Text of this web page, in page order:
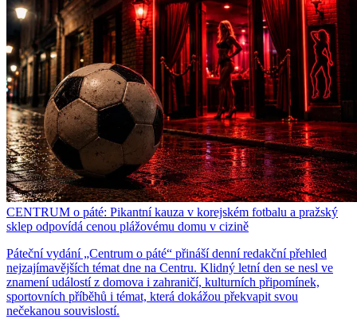
CENTRUM o páté: Pikantní kauza v korejském fotbalu a pražský
sklep odpovídá cenou plážovému domu v cizině
Páteční vydání „Centrum o páté“ přináší denní redakční přehled
nejzajímavějších témat dne na Centru. Klidný letní den se nesl ve
znamení událostí z domova i zahraničí, kulturních připomínek,
sportovních příběhů i témat, která dokážou překvapit svou
nečekanou souvislostí.